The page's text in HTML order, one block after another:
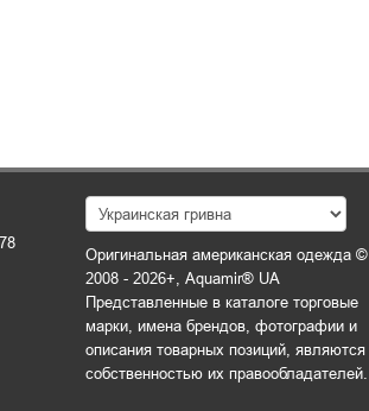
Оригинальная американская одежда ©
2008 - 2026+, Aquamir® UA
Представленные в каталоге торговые
марки, имена брендов, фотографии и
описания товарных позиций, являются
собственностью их правообладателей.